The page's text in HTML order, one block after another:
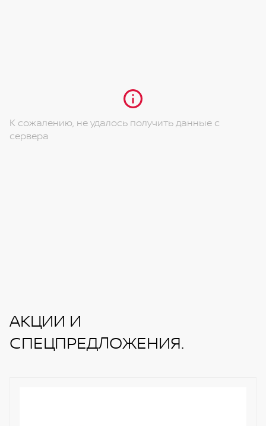
К сожалению, не удалось получить данные с
сервера
АКЦИИ И
СПЕЦПРЕДЛОЖЕНИЯ.